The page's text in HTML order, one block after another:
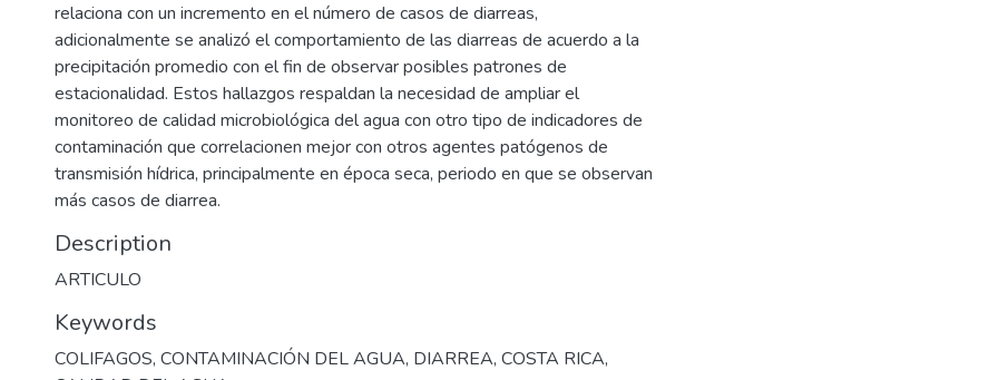
relaciona con un incremento en el número de casos de diarreas,
adicionalmente se analizó el comportamiento de las diarreas de acuerdo a la
precipitación promedio con el fin de observar posibles patrones de
estacionalidad. Estos hallazgos respaldan la necesidad de ampliar el
monitoreo de calidad microbiológica del agua con otro tipo de indicadores de
contaminación que correlacionen mejor con otros agentes patógenos de
transmisión hídrica, principalmente en época seca, periodo en que se observan
más casos de diarrea.
Description
ARTICULO
Keywords
COLIFAGOS, CONTAMINACIÓN DEL AGUA, DIARREA, COSTA RICA,